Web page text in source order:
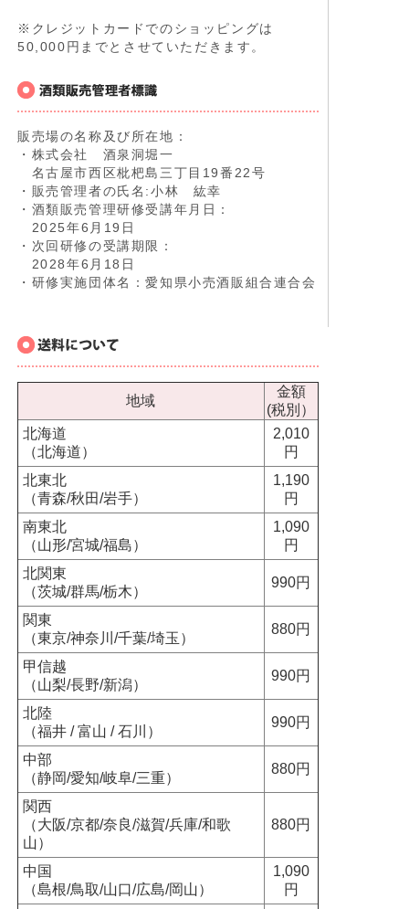
※クレジットカードでのショッピングは
50,000円までとさせていただきます。
販売場の名称及び所在地：
・株式会社 酒泉洞堀一
名古屋市西区枇杷島三丁目19番22号
・販売管理者の氏名:小林 紘幸
・酒類販売管理研修受講年月日：
2025年6月19日
・次回研修の受講期限：
2028年6月18日
・研修実施団体名：愛知県小売酒販組合連合会
地域
金額
(税別）
北海道
（北海道）
2,010
円
北東北
（青森/秋田/岩手）
1,190
円
南東北
（山形/宮城/福島）
1,090
円
北関東
（茨城/群馬/栃木）
990円
関東
（東京/神奈川/千葉/埼玉）
880円
甲信越
（山梨/長野/新潟）
990円
北陸
（福井 / 富山 / 石川）
990円
中部
（静岡/愛知/岐阜/三重）
880円
関西
（大阪/京都/奈良/滋賀/兵庫/和歌
山）
880円
中国
（島根/鳥取/山口/広島/岡山）
1,090
円